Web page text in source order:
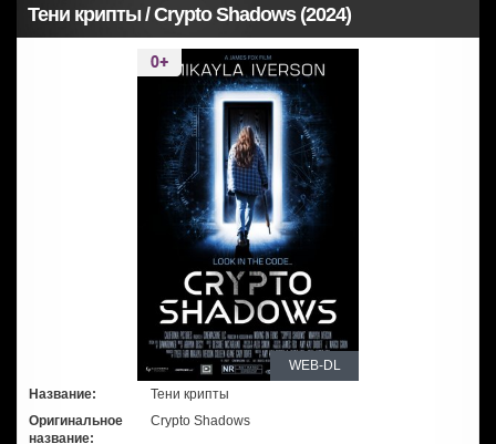
Тени крипты / Crypto Shadows (2024)
WEB-DL
Название:
Тени крипты
Оригинальное
название:
Crypto Shadows